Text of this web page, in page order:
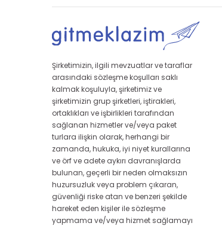
Şirketimizin, ilgili mevzuatlar ve taraflar
arasındaki sözleşme koşulları saklı
kalmak koşuluyla, şirketimiz ve
şirketimizin grup şirketleri, iştirakleri,
ortaklıkları ve işbirlikleri tarafından
sağlanan hizmetler ve/veya paket
turlara ilişkin olarak, herhangi bir
zamanda, hukuka, iyi niyet kurallarına
ve örf ve adete aykırı davranışlarda
bulunan, geçerli bir neden olmaksızın
huzursuzluk veya problem çıkaran,
güvenliği riske atan ve benzeri şekilde
hareket eden kişiler ile sözleşme
yapmama ve/veya hizmet sağlamayı